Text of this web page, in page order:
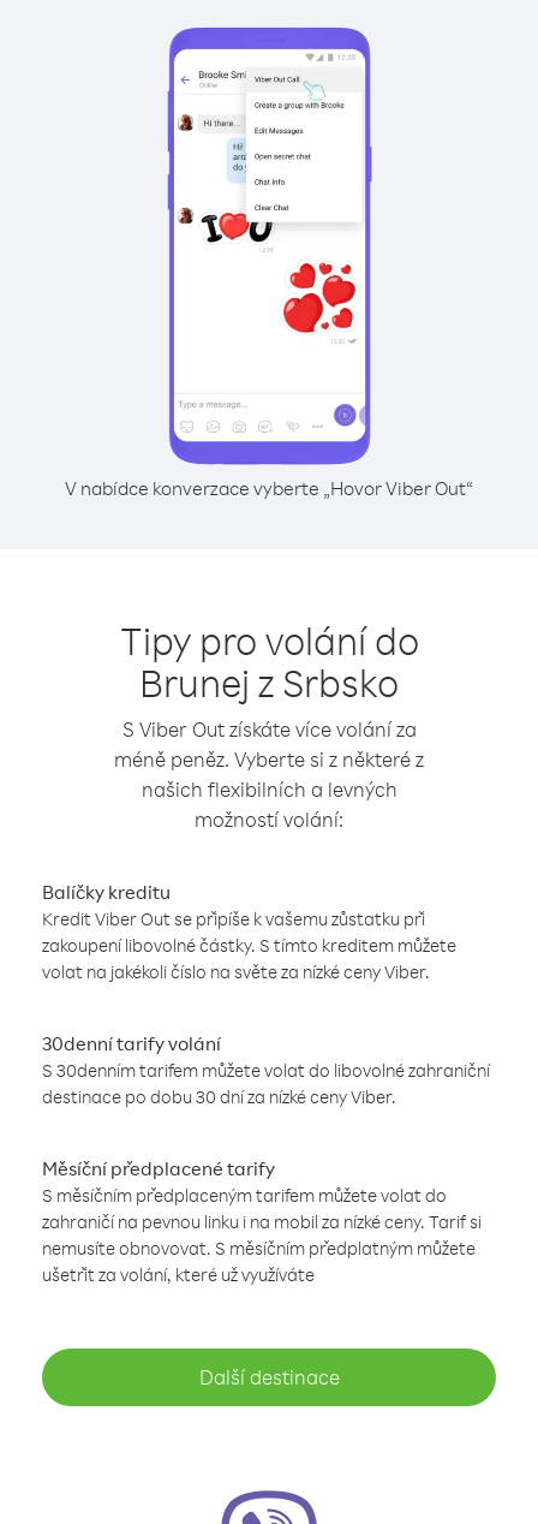
V nabídce konverzace vyberte „Hovor Viber Out“
Tipy pro volání do
Brunej z Srbsko
S Viber Out získáte více volání za
méně peněz. Vyberte si z některé z
našich flexibilních a levných
možností volání:
Balíčky kreditu
Kredit Viber Out se připíše k vašemu zůstatku při
zakoupení libovolné částky. S tímto kreditem můžete
volat na jakékoli číslo na světe za nízké ceny Viber.
30denní tarify volání
S 30denním tarifem můžete volat do libovolné zahraniční
destinace po dobu 30 dní za nízké ceny Viber.
Měsíční předplacené tarify
S měsíčním předplaceným tarifem můžete volat do
zahraničí na pevnou linku i na mobil za nízké ceny. Tarif si
nemusíte obnovovat. S měsíčním předplatným můžete
ušetřit za volání, které už využíváte
Další destinace